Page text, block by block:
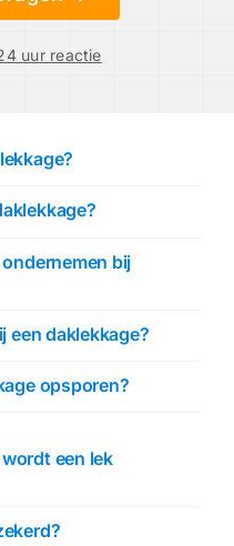
uur reactie
bij
een daklekkage?
opsporen?
een lek